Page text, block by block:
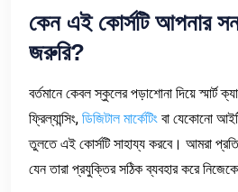
কেন এই কোর্সটি আপনার
জরুরি?
বর্তমানে কেবল স্কুলের পড়াশোনা দিয়ে স্মার্ট
ফ্রিল্যান্সিং, ডিজিটাল মার্কেটিং বা যেকোনো
তুলতে এই কোর্সটি সাহায্য করবে। আমরা
যেন তারা প্রযুক্তির সঠিক ব্যবহার করে